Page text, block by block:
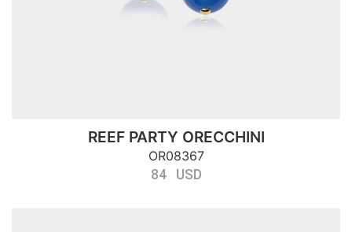
REEF PARTY ORECCHINI
OR08367
84 USD